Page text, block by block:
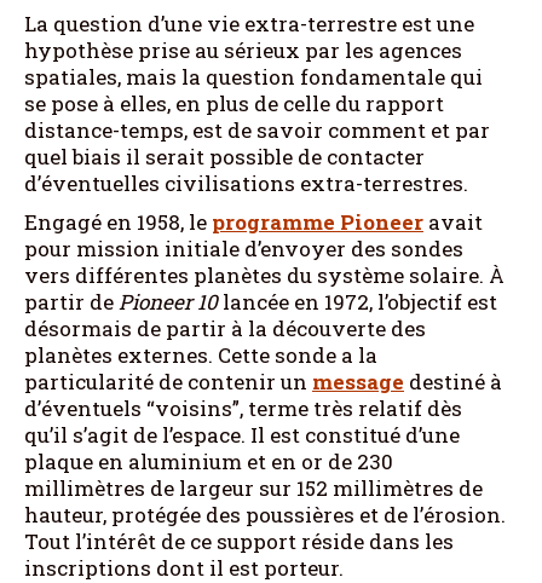
La question d’une vie extra-terrestre est une
hypothèse prise au sérieux par les agences
spatiales, mais la question fondamentale qui
se pose à elles, en plus de celle du rapport
distance-temps, est de savoir comment et par
quel biais il serait possible de contacter
d’éventuelles civilisations extra-terrestres.
Engagé en 1958, le programme Pioneer avait
pour mission initiale d’envoyer des sondes
vers différentes planètes du système solaire. À
partir dePioneer 10lancée en 1972, l’objectif est
désormais de partir à la découverte des
planètes externes. Cette sonde a la
particularité de contenir un message destiné à
d’éventuels “voisins”, terme très relatif dès
qu’il s’agit de l’espace. Il est constitué d’une
plaque en aluminium et en or de 230
millimètres de largeur sur 152 millimètres de
hauteur, protégée des poussières et de l’érosion.
Tout l’intérêt de ce support réside dans les
inscriptions dont il est porteur.